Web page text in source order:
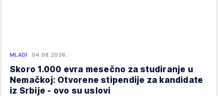
MLADI 04.08.2026.
Skoro 1.000 evra mesečno za studiranje u
Nemačkoj: Otvorene stipendije za kandidate
iz Srbije - ovo su uslovi